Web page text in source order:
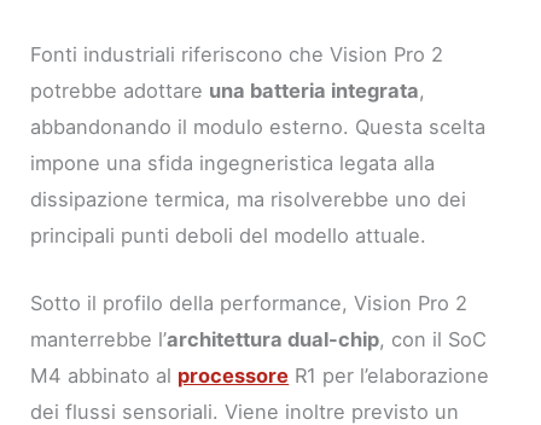
Fonti industriali riferiscono che Vision Pro 2
potrebbe adottare una batteria integrata,
abbandonando il modulo esterno. Questa scelta
impone una sfida ingegneristica legata alla
dissipazione termica, ma risolverebbe uno dei
principali punti deboli del modello attuale.
Sotto il profilo della performance, Vision Pro 2
manterrebbe l’architettura dual-chip, con il SoC
M4 abbinato al processore R1 per l’elaborazione
dei flussi sensoriali. Viene inoltre previsto un